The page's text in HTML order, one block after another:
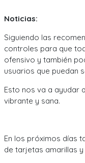
Noticias:
Siguiendo las
controles para que
ofensivo y también
usuarios que puedan
Esto nos va a ayudar
vibrante y sana.
En los próximos días
de tarjetas amarillas